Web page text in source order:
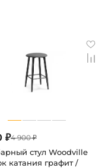
₽4 900 ₽
стул Woodville
катания графит /